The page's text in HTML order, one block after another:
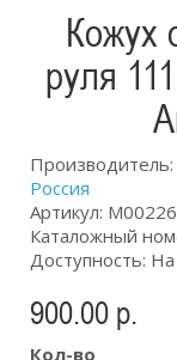
Кожух
руля
Производитель:
Россия
Артикул: М00226
Каталожный
Доступность: На
900.00 р.
Кол-во